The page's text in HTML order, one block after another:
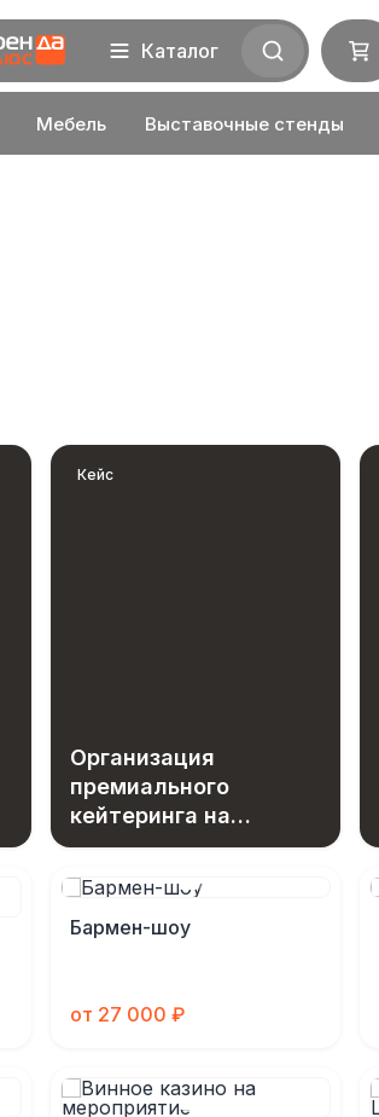
Мебель Выставочные стенды
Каталог
Кейс
Организация
премиального
кейтеринга на
открытой площадке
Бармен-шоу
от 27 000 ₽